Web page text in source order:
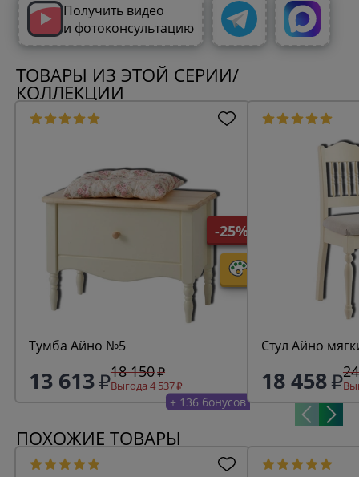
Получить видео
и фотоконсультацию
ТОВАРЫ ИЗ ЭТОЙ СЕРИИ/
КОЛЛЕКЦИИ
-25%
Тумба Айно №5
13 613 18 150
Выгода 4 537
+ 136 бонусов
Стул Айно
18 458
ПОХОЖИЕ ТОВАРЫ